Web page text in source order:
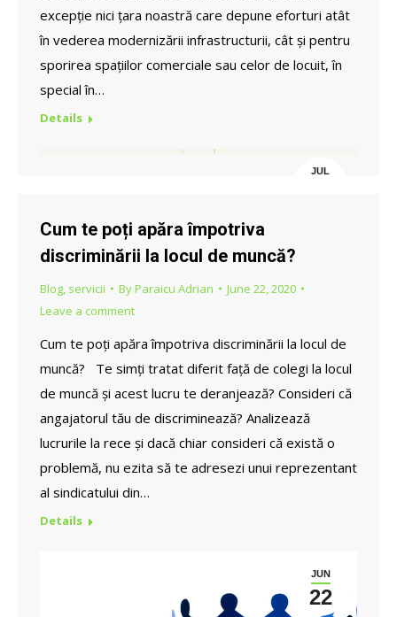
excepție nici țara noastră care depune eforturi atât
în vederea modernizării infrastructurii, cât și pentru
sporirea spațiilor comerciale sau celor de locuit, în
special în…
Details
JUL
Cum te poți apăra împotriva
discriminării la locul de muncă?
Blog, servicii ByParaicu Adrian
June 22, 2020
Leave a comment
Cum te poți apăra împotriva discriminării la locul de
muncă? Te simți tratat diferit față de colegi la locul
de muncă și acest lucru te deranjează? Consideri că
angajatorul tău de discriminează? Analizează
lucrurile la rece și dacă chiar consideri că există o
problemă, nu ezita să te adresezi unui reprezentant
al sindicatului din…
Details
JUN
22